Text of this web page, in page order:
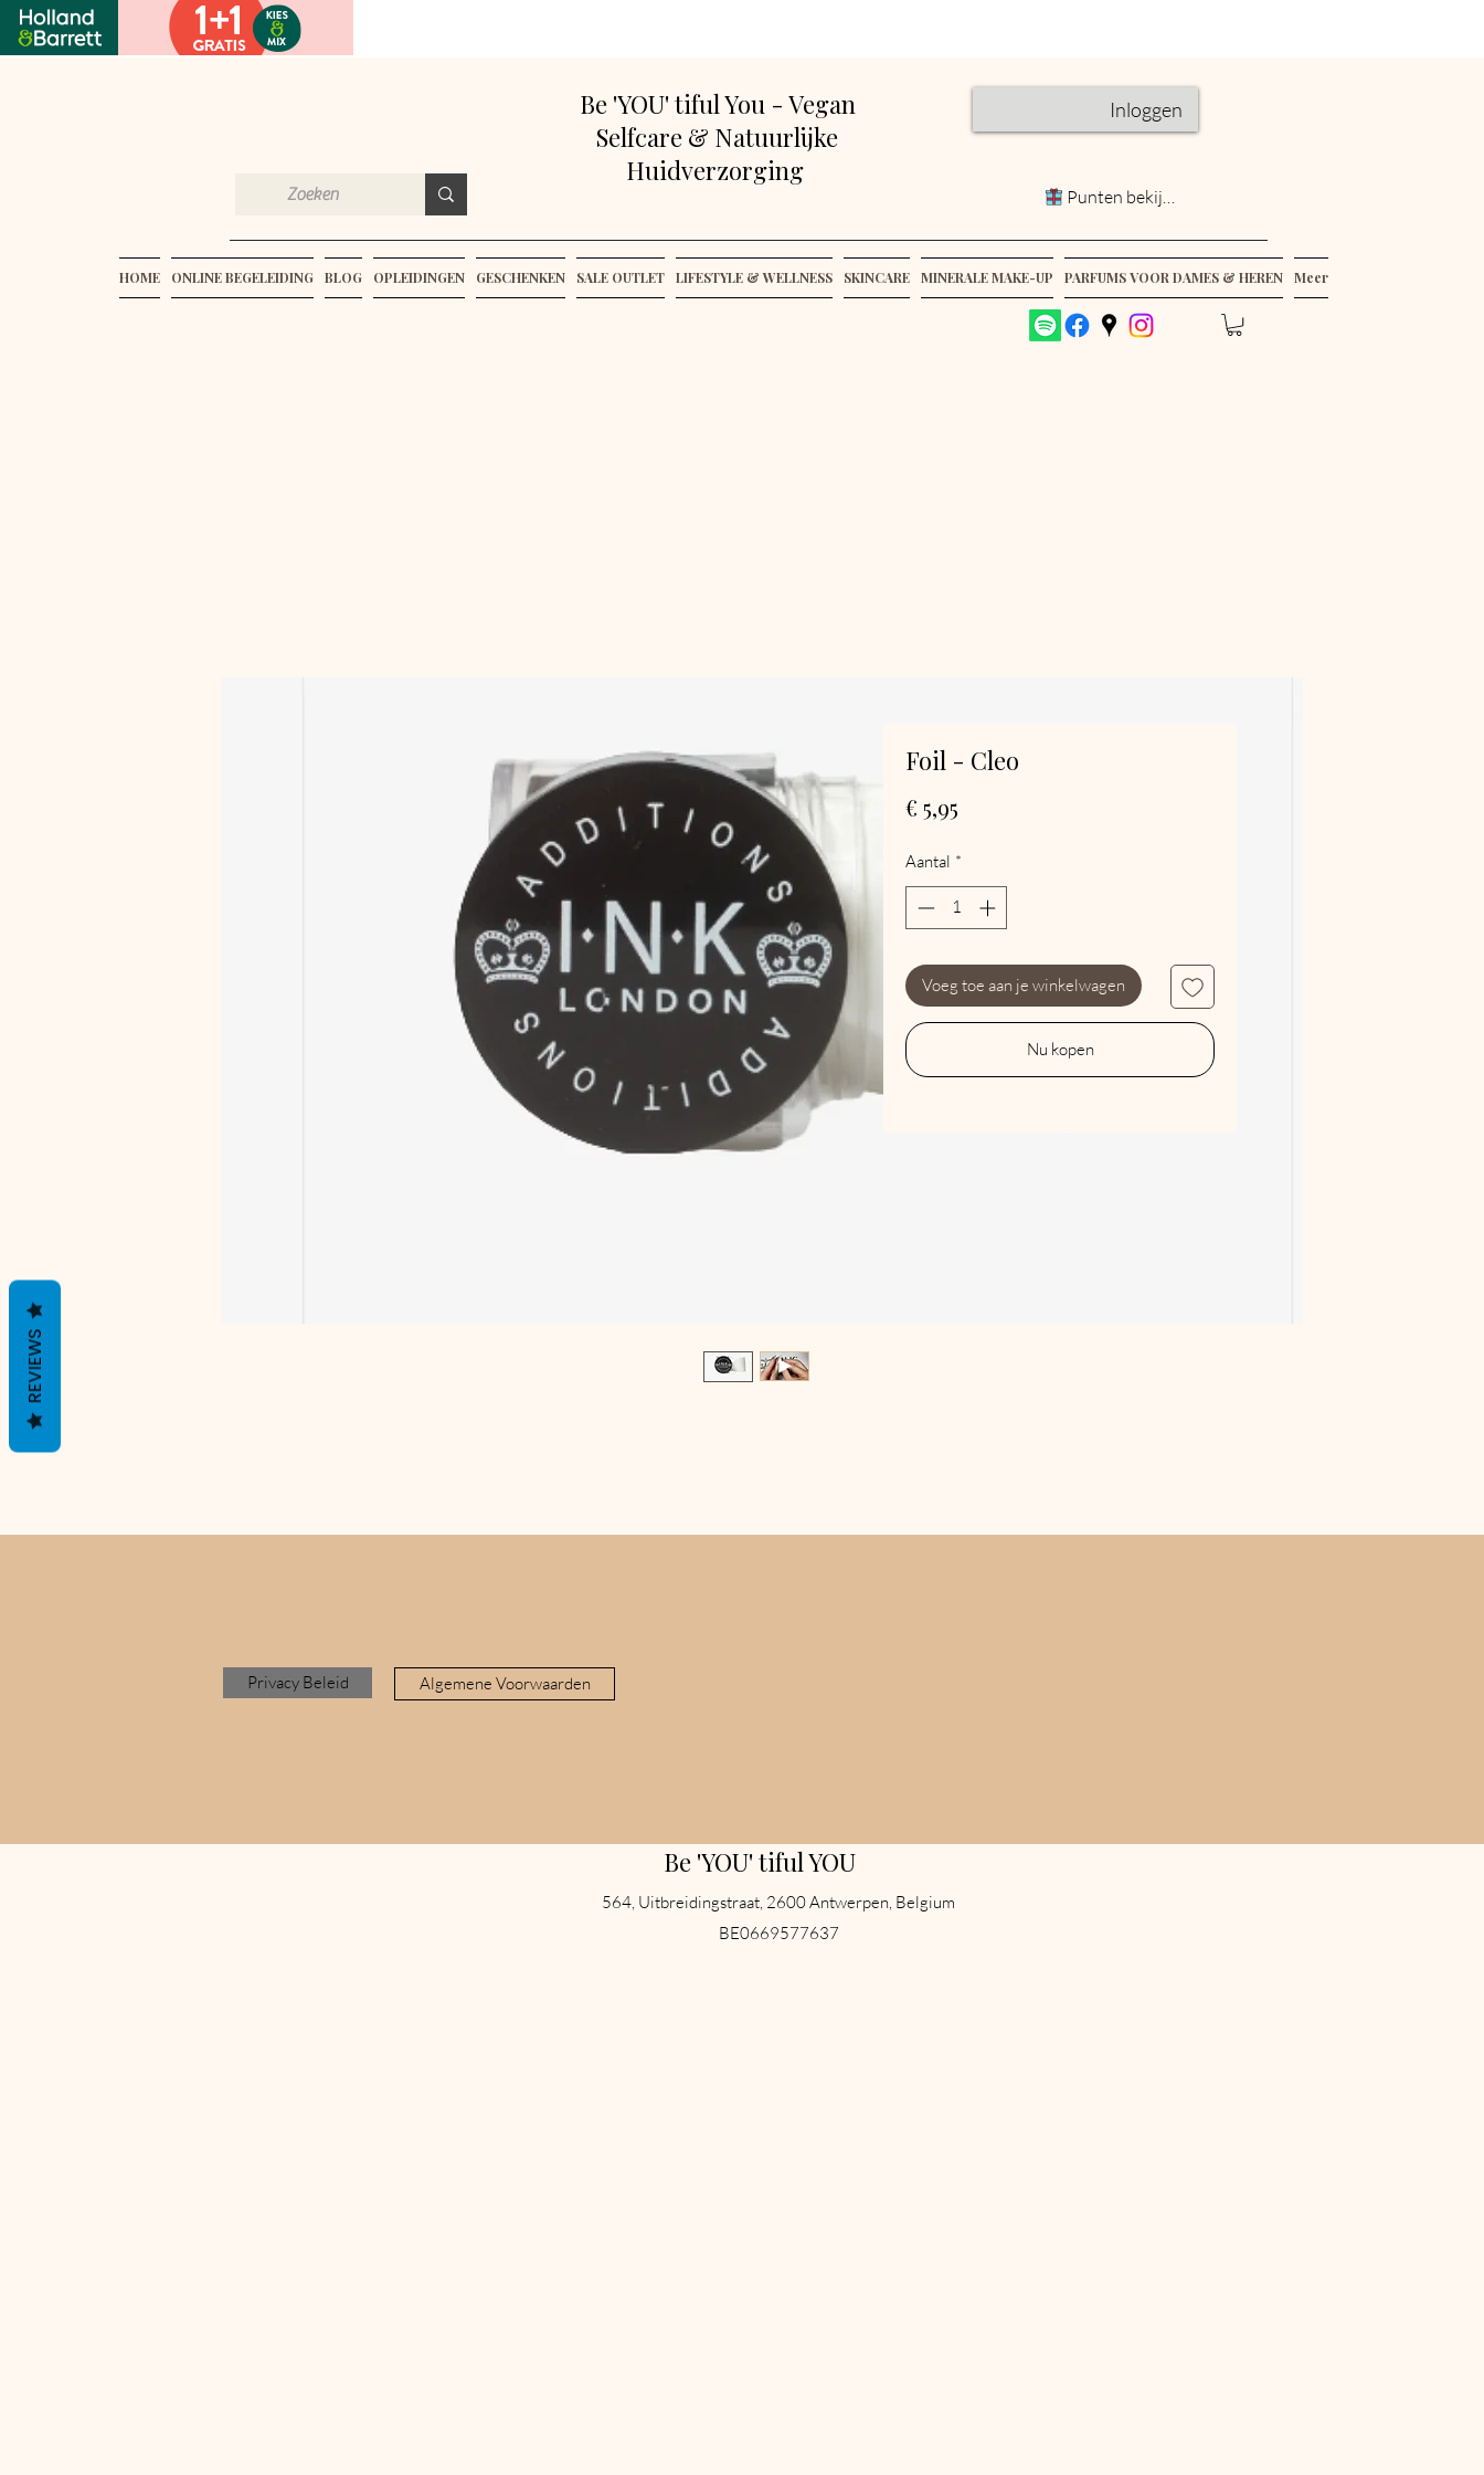
Be 'YOU' tiful You - Vegan
Selfcare & Natuurlijke
Huidverzorging
Inloggen
Punten bekijken
HOME ONLINE BEGELEIDING BLOG OPLEIDINGEN GESCHENKEN SALE OUTLET LIFESTYLE & WELLNESS SKINCARE MINERALE MAKE-UP PARFUMS VOOR DAMES & HEREN Meer
Foil - Cleo
€ 5,95
Aantal *
Voeg toe aan je winkelwagen
Nu kopen
Privacy Beleid Algemene Voorwaarden
Be 'YOU' tiful YOU
564, Uitbreidingstraat, 2600 Antwerpen, Belgium
BE0669577637
REVIEWS